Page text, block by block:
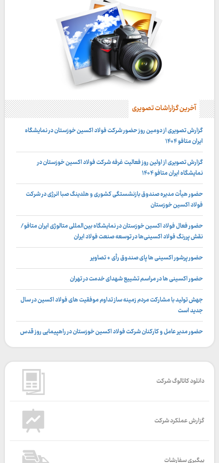
آخرین گزاراشات تصویری
گزارش تصویری از دومین روز حضور شرکت فولاد اکسین خوزستان در نمایشگاه
ایران متافو ۱۴۰۴
گزارش تصویری از اولین روز فعالیت غرفه شرکت فولاد اکسین خوزستان در
نمایشگاه ایران متافو ۱۴۰۴
حضور هیأت مدیره صندوق بازنشستگی کشوری و هلدینگ صبا انرژی در شرکت
فولاد اکسین خوزستان
حضور فعال فولاد اکسین خوزستان در نمایشگاه بین‌المللی متالوژی ایران متافو/
نقش پررنگ فولاد اکسینی‌ها در توسعه صنعت فولاد ایران
حضور پرشور اکسینی ها پای صندوق رأی + تصاویر
حضور اکسینی ها در مراسم تشییع شهدای خدمت در تهران
جهش تولید با مشارکت مردم زمینه ساز تداوم موفقیت های فولاد اکسین در سال
جدید است
حضور مدیر عامل و کارکنان شرکت فولاد اکسین خوزستان در راهپیمایی روز قدس
دانلود کاتالوگ شرکت
گزارش عملکرد شرکت
پیگیری سفارشات